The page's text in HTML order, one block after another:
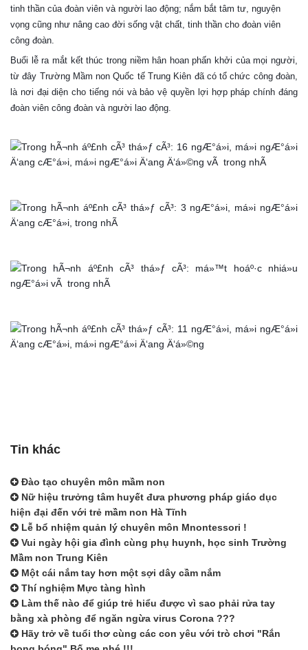
tinh thần của đoàn viên và người lao động; nắm bắt tâm tư, nguyện
vọng cũng như nâng cao đời sống vật chất, tinh thần cho đoàn viên
công đoàn.
Buổi lễ ra mắt kết thúc trong niềm hân hoan phấn khởi của mọi người,
từ đây Trường Mầm non Quốc tế Trung Kiên đã có tổ chức công đoàn,
là nơi đại diện cho tiếng nói và bảo vệ quyền lợi hợp pháp chính đáng
đoàn viên công đoàn và người lao động.
Tin khác
Đào tạo chuyên môn mầm non
Nữ hiệu trưởng tâm huyết đưa phương pháp giáo dục
hiện đại đến với trẻ mầm non Hà Tĩnh
Lễ bổ nhiệm quản lý chuyên môn Mnontessori !
Vui ngày hội gia đình cùng phụ huynh, học sinh Trường
Mầm non Trung Kiên
Một cái nắm tay hơn một sợi dây cầm nắm
Thí nghiệm Mực tàng hình
Làm thế nào để giúp trẻ hiểu được vì sao phải rửa tay
bằng xà phòng để ngăn ngừa virus Corona ???
Hãy trở về tuổi thơ cùng các con yêu với trò chơi "Rắn